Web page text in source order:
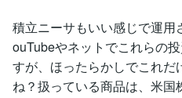
積立ニーサもいい感じで運
ouTubeやネットでこれらの
すが、ほったらかしでこれだ
ね？扱っている商品は、米国